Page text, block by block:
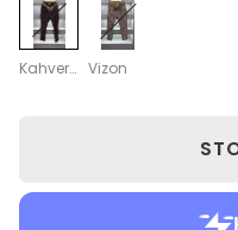
Kahverengi Vizon